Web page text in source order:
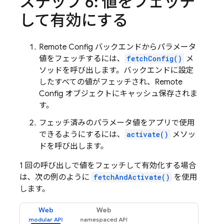
して有効にする
Remote Config バックエンドからパラメータ
値をフェッチするには、
fetchConfig()
メ
ソッドを呼び出します。バックエンドに設定
したすべての値がフェッチされ、 Remote
Config オブジェクトにキャッシュ保存されま
す。
フェッチ済みのパラメータ値をアプリで使用
できるようにするには、
activate()
メソッ
ドを呼び出します。
1 回の呼び出しで値をフェッチして有効化する場合
は、次の例のように fetchAndActivate() を使用
します。
Web Web